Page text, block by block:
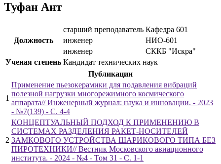
Туфан Ант
Должность
старший преподаватель Кафедра 601
инженер
НИО-601
инженер
СККБ "Искра"
Ученая степень Кандидат технических наук
Публикации
1
Применение пьезокерамики для подавления вибраций
полезной нагрузки многорежимного космического
аппарата// Инженерный журнал: наука и инновации. - 2023
- №7(139) - С. 4-4
2
КОНЦЕПТУАЛЬНЫЙ ПОДХОД К ПРИМЕНЕНИЮ В
СИСТЕМАХ РАЗДЕЛЕНИЯ РАКЕТ-НОСИТЕЛЕЙ
ЗАМКОВОГО УСТРОЙСТВА ШАРИКОВОГО ТИПА БЕЗ
ПИРОТЕХНИКИ// Вестник Московского авиационного
института. - 2024 - №4 - Том 31 - С. 1-1